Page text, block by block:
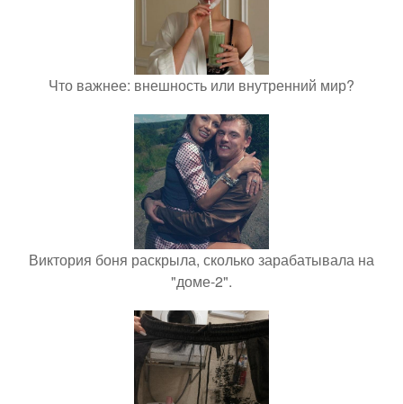
Что важнее: внешность или внутренний мир?
Виктория боня раскрыла, сколько зарабатывала на
"доме-2".